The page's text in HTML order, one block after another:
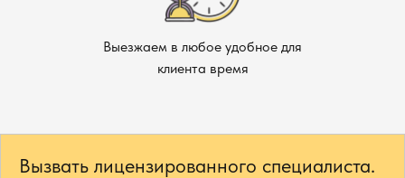
Выезжаем в любое удобное для
клиента время
Вызвать лицензированного специалиста.